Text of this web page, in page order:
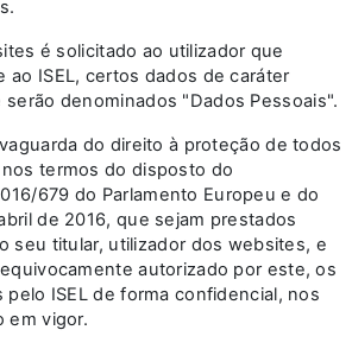
é solicitado ao utilizador que
ao ISEL, certos dados de caráter
denominados "Dados Pessoais".
do direito à proteção de todos
termos do disposto do
679 do Parlamento Europeu e do
de 2016, que sejam prestados
seu titular, utilizador dos websites, e
autorizado por este, os
ISEL de forma confidencial, nos
em vigor.